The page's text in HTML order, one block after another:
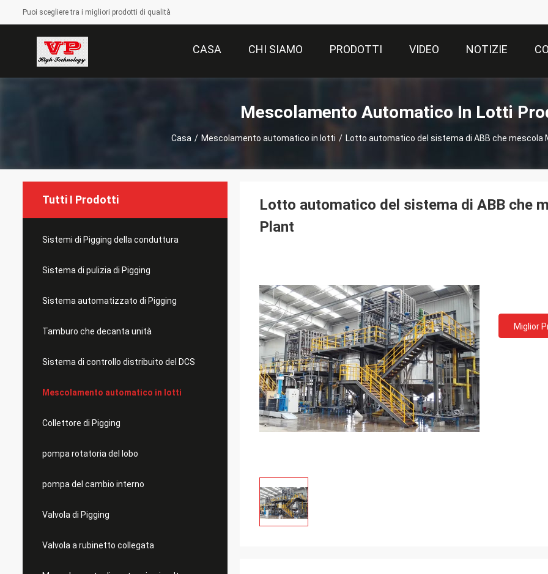
Puoi scegliere tra i migliori prodotti di qualità
CASA CHI SIAMO PRODOTTI VIDEO NOTIZIE
Mescolamento Automatico In Lotti
Casa / Mescolamento automatico in lotti / Lotto automatico del sistema di ABB che mescola
Tutti I Prodotti
Sistemi di Pigging della conduttura
Sistema di pulizia di Pigging
Sistema automatizzato di Pigging
Tamburo che decanta unità
Sistema di controllo distribuito del DCS
Mescolamento automatico in lotti
Collettore di Pigging
pompa rotatoria del lobo
pompa del cambio interno
Valvola di Pigging
Valvola a rubinetto collegata
Lotto automatico del sistema di ABB che
Plant
Miglior